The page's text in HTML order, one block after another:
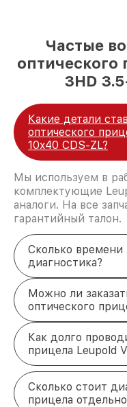
Частые
оптического
3HD
Какие детали
оптического
10x40 CDS-ZL?
Мы используем в
комплектующие
аналоги. На все
гарантийный талон.
Сколько времени
диагностика?
Можно ли
оптического
Как долго
прицела Leupold
Сколько стоит
прицела